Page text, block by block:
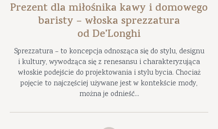
Prezent dla miłośnika kawy i domowego
baristy – włoska sprezzatura
od De’Longhi
Sprezzatura – to koncepcja odnosząca się do stylu, designu
i kultury, wywodząca się z renesansu i charakteryzująca
włoskie podejście do projektowania i stylu bycia. Chociaż
pojęcie to najczęściej używane jest w kontekście mody,
można je odnieść...